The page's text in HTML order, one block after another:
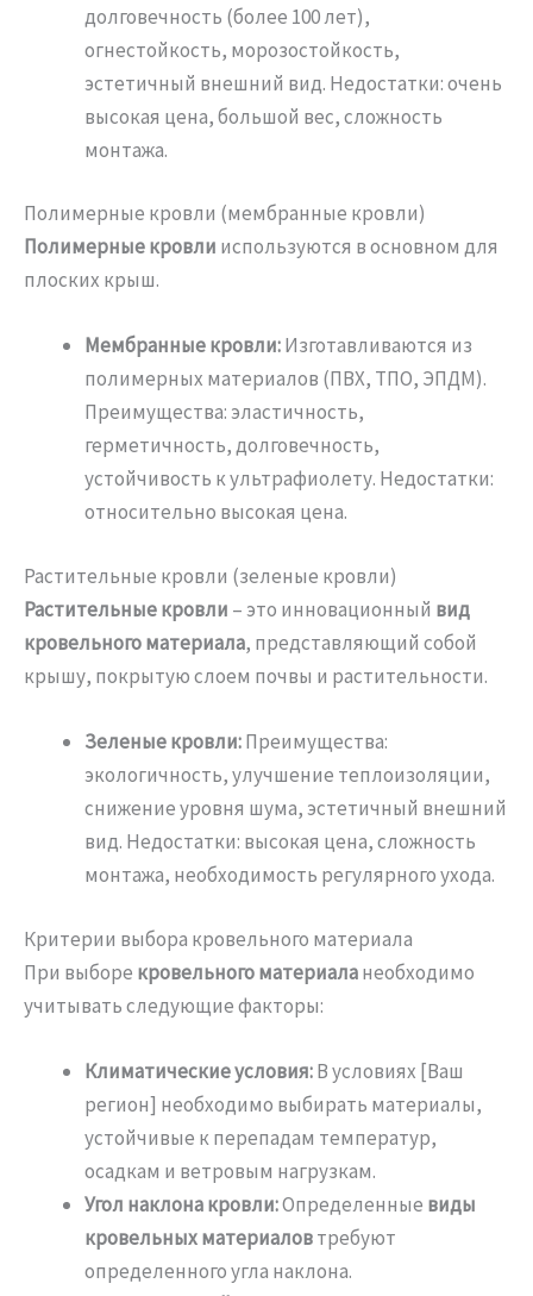
долговечность (более 100 лет),
огнестойкость, морозостойкость,
эстетичный внешний вид. Недостатки: очень
высокая цена, большой вес, сложность
монтажа.
Полимерные кровли (мембранные кровли)
Полимерные кровли используются в основном для
плоских крыш.
Мембранные кровли:Изготавливаются из
полимерных материалов (ПВХ, ТПО, ЭПДМ).
Преимущества: эластичность,
герметичность, долговечность,
устойчивость к ультрафиолету. Недостатки:
относительно высокая цена.
Растительные кровли (зеленые кровли)
Растительные кровли – это инновационный вид
кровельного материала, представляющий собой
крышу, покрытую слоем почвы и растительности.
Зеленые кровли:Преимущества:
экологичность, улучшение теплоизоляции,
снижение уровня шума, эстетичный внешний
вид. Недостатки: высокая цена, сложность
монтажа, необходимость регулярного ухода.
Критерии выбора кровельного материала
При выборе кровельного материаланеобходимо
учитывать следующие факторы:
Климатические условия:В условиях [Ваш
регион] необходимо выбирать материалы,
устойчивые к перепадам температур,
осадкам и ветровым нагрузкам.
Угол наклона кровли:Определенные виды
кровельных материаловтребуют
определенного угла наклона.